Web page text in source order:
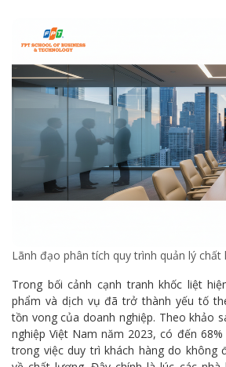
Lãnh đạo phân tích quy trình quản lý chất
Trong bối cảnh cạnh tranh khốc liệt
phẩm và dịch vụ đã trở thành yếu tố
tồn vong của doanh nghiệp. Theo khảo
nghiệp Việt Nam năm 2023, có đến
trong việc duy trì khách hàng do không